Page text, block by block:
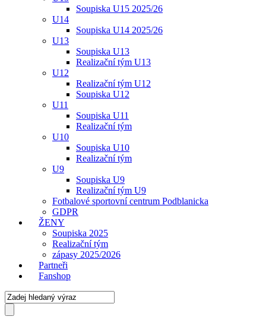
Soupiska U15 2025/26
U14
Soupiska U14 2025/26
U13
Soupiska U13
Realizační tým U13
U12
Realizační tým U12
Soupiska U12
U11
Soupiska U11
Realizační tým
U10
Soupiska U10
Realizační tým
U9
Soupiska U9
Realizační tým U9
Fotbalové sportovní centrum Podblanicka
GDPR
ŽENY
Soupiska 2025
Realizační tým
zápasy 2025/2026
Partneři
Fanshop